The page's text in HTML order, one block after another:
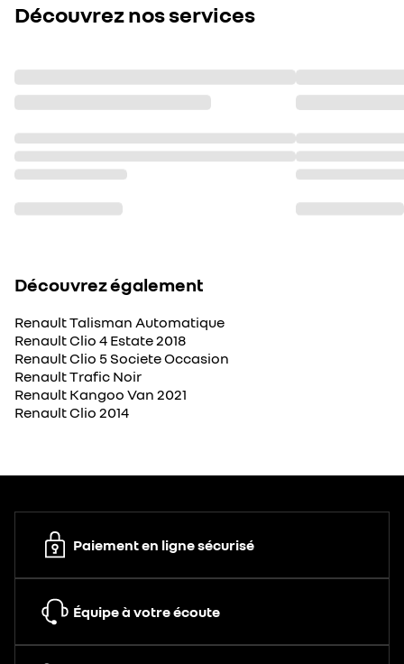
Découvrez nos services
Découvrez également
Renault Talisman Automatique
Renault Clio 4 Estate 2018
Renault Clio 5 Societe Occasion
Renault Trafic Noir
Renault Kangoo Van 2021
Renault Clio 2014
Paiement en ligne sécurisé
Équipe à votre écoute